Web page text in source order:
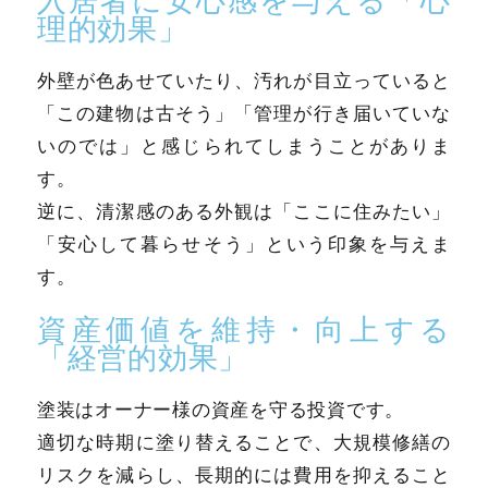
理的効果」
外壁が色あせていたり、汚れが目立っていると
「この建物は古そう」「管理が行き届いていな
いのでは」と感じられてしまうことがありま
す。
逆に、清潔感のある外観は「ここに住みたい」
「安心して暮らせそう」という印象を与えま
す。
資産価値を維持・向上する
「経営的効果」
塗装はオーナー様の資産を守る投資です。
適切な時期に塗り替えることで、大規模修繕の
リスクを減らし、長期的には費用を抑えること